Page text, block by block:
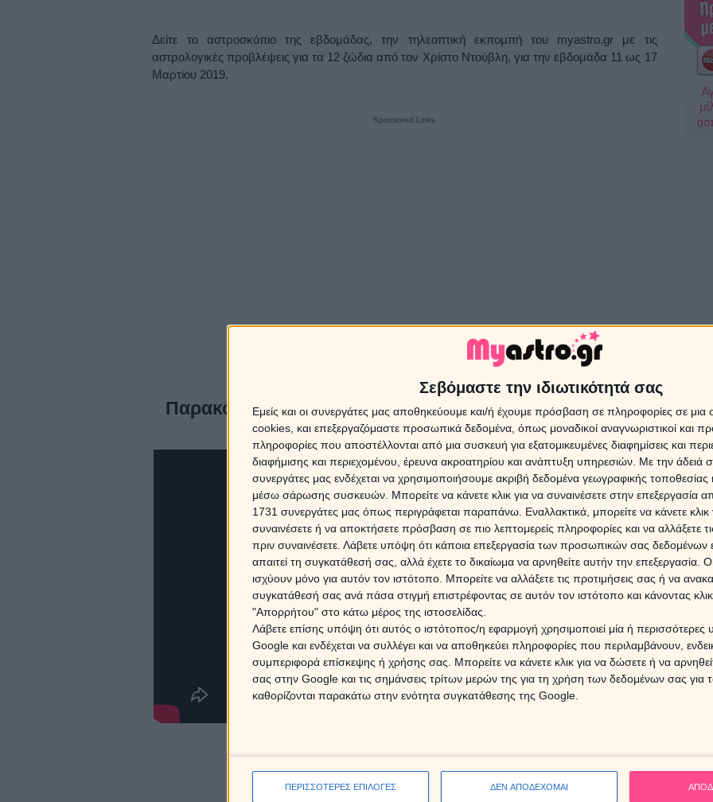
Σεβόμαστε την ιδιωτικότητά σας
Εμείς και οι συνεργάτες μας αποθηκεύουμε και/ή έχουμε πρόσβαση σε πληροφορίες σε
cookies, και επεξεργαζόμαστε προσωπικά δεδομένα, όπως μοναδικοί αναγνωριστικοί και
πληροφορίες που αποστέλλονται από μια συσκευή για εξατομικευμένες διαφημίσεις και
διαφήμισης και περιεχομένου, έρευνα ακροατηρίου και ανάπτυξη υπηρεσιών. Με την άδειά
συνεργάτες μας ενδέχεται να χρησιμοποιήσουμε ακριβή δεδομένα γεωγραφικής τοποθεσίας
μέσω σάρωσης συσκευών. Μπορείτε να κάνετε κλικ για να συναινέσετε στην επεξεργασία
1731 συνεργάτες μας όπως περιγράφεται παραπάνω. Εναλλακτικά, μπορείτε να κάνετε κλικ
συναινέσετε ή να αποκτήσετε πρόσβαση σε πιο λεπτομερείς πληροφορίες και να αλλάξετε
πριν συναινέσετε. Λάβετε υπόψη ότι κάποια επεξεργασία των προσωπικών σας δεδομένων
απαιτεί τη συγκατάθεσή σας, αλλά έχετε το δικαίωμα να αρνηθείτε αυτήν την επεξεργασία.
ισχύουν μόνο για αυτόν τον ιστότοπο. Μπορείτε να αλλάξετε τις προτιμήσεις σας ή να
συγκατάθεσή σας ανά πάσα στιγμή επιστρέφοντας σε αυτόν τον ιστότοπο και κάνοντας
"Απορρήτου" στο κάτω μέρος της ιστοσελίδας.
Λάβετε επίσης υπόψη ότι αυτός ο ιστότοπος/η εφαρμογή χρησιμοποιεί μία ή περισσότερες
Google και ενδέχεται να συλλέγει και να αποθηκεύει πληροφορίες που περιλαμβάνουν,
συμπεριφορά επίσκεψης ή χρήσης σας. Μπορείτε να κάνετε κλικ για να δώσετε ή να
σας στην Google και τις σημάνσεις τρίτων μερών της για τη χρήση των δεδομένων σας
καθορίζονται παρακάτω στην ενότητα συγκατάθεσης της Google.
ΠΕΡΙΣΣΟΤΕΡΕΣ ΕΠΙΛΟΓΕΣ ΔΕΝ ΑΠΟΔΕΧΟΜΑΙ
Δείτε το αστροσκόπιο της εβδομάδας, την τηλεοπτική εκπομπή του myastro.gr με τις
αστρολογικές προβλέψεις για τα 12 ζώδια από τον Χρίστο Ντούβλη, για την εβδομάδα 11 ως 17
Μαρτίου 2019.
Sponsored Links
Παρακολουθήστε το αστροσκόπιο της εβδομάδας 11 ως
17/3/2019.
Τα
06/
16
25
Ο